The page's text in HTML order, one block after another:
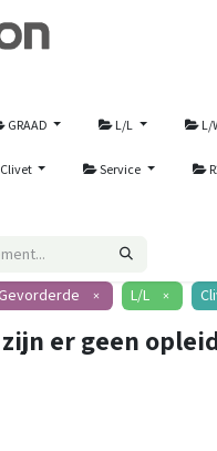
GRAAD L/L L/
Clivet Service
× L/L ×
er geen